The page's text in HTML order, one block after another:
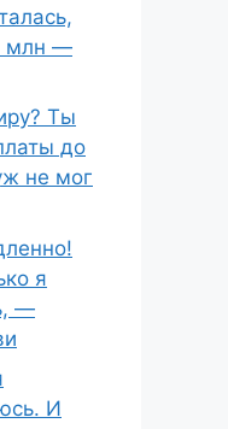
млн —
Ты
до
не мог
я
—
И